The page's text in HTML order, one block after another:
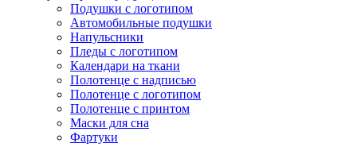
Подушки с логотипом
Автомобильные подушки
Напульсники
Пледы с логотипом
Календари на ткани
Полотенце с надписью
Полотенце с логотипом
Полотенце с принтом
Маски для сна
Фартуки